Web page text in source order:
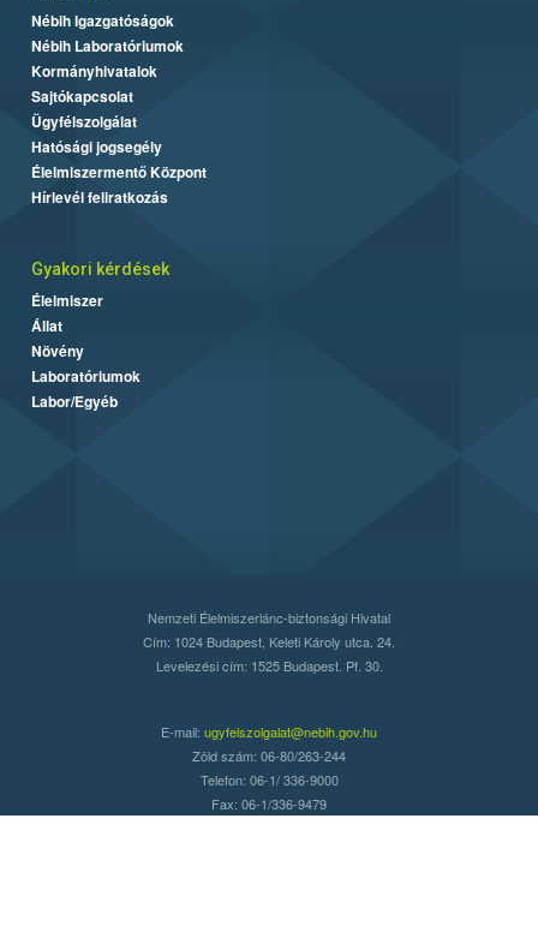
Nébih Igazgatóságok
Nébih Laboratóriumok
Kormányhivatalok
Sajtókapcsolat
Ügyfélszolgálat
Hatósági jogsegély
Élelmiszermentő Központ
Hírlevél feliratkozás
Gyakori kérdések
Élelmiszer
Állat
Növény
Laboratóriumok
Labor/Egyéb
Nemzeti Élelmiszerlánc-biztonsági Hivatal
Cím: 1024 Budapest, Keleti Károly utca. 24.
Levelezési cím: 1525 Budapest. Pf. 30.
E-mail: ugyfelszolgalat@nebih.gov.hu
Zöld szám: 06-80/263-244
Telefon: 06-1/ 336-9000
Fax: 06-1/336-9479